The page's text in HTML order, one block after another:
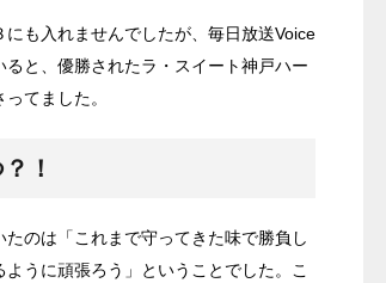
も入れませんでしたが、毎日放送Voice
と、優勝されたラ・スイート神戸ハー
てました。
！
のは「これまで守ってきた味で勝負し
うに頑張ろう」ということでした。こ